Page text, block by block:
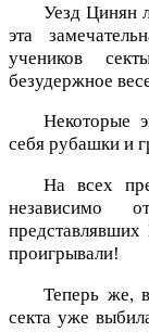
Уезд Цинян
эта
учеников
безудержное
Некоторые
себя рубашки и
На всех
независимо
проигрывали!
Теперь же,
секта уже